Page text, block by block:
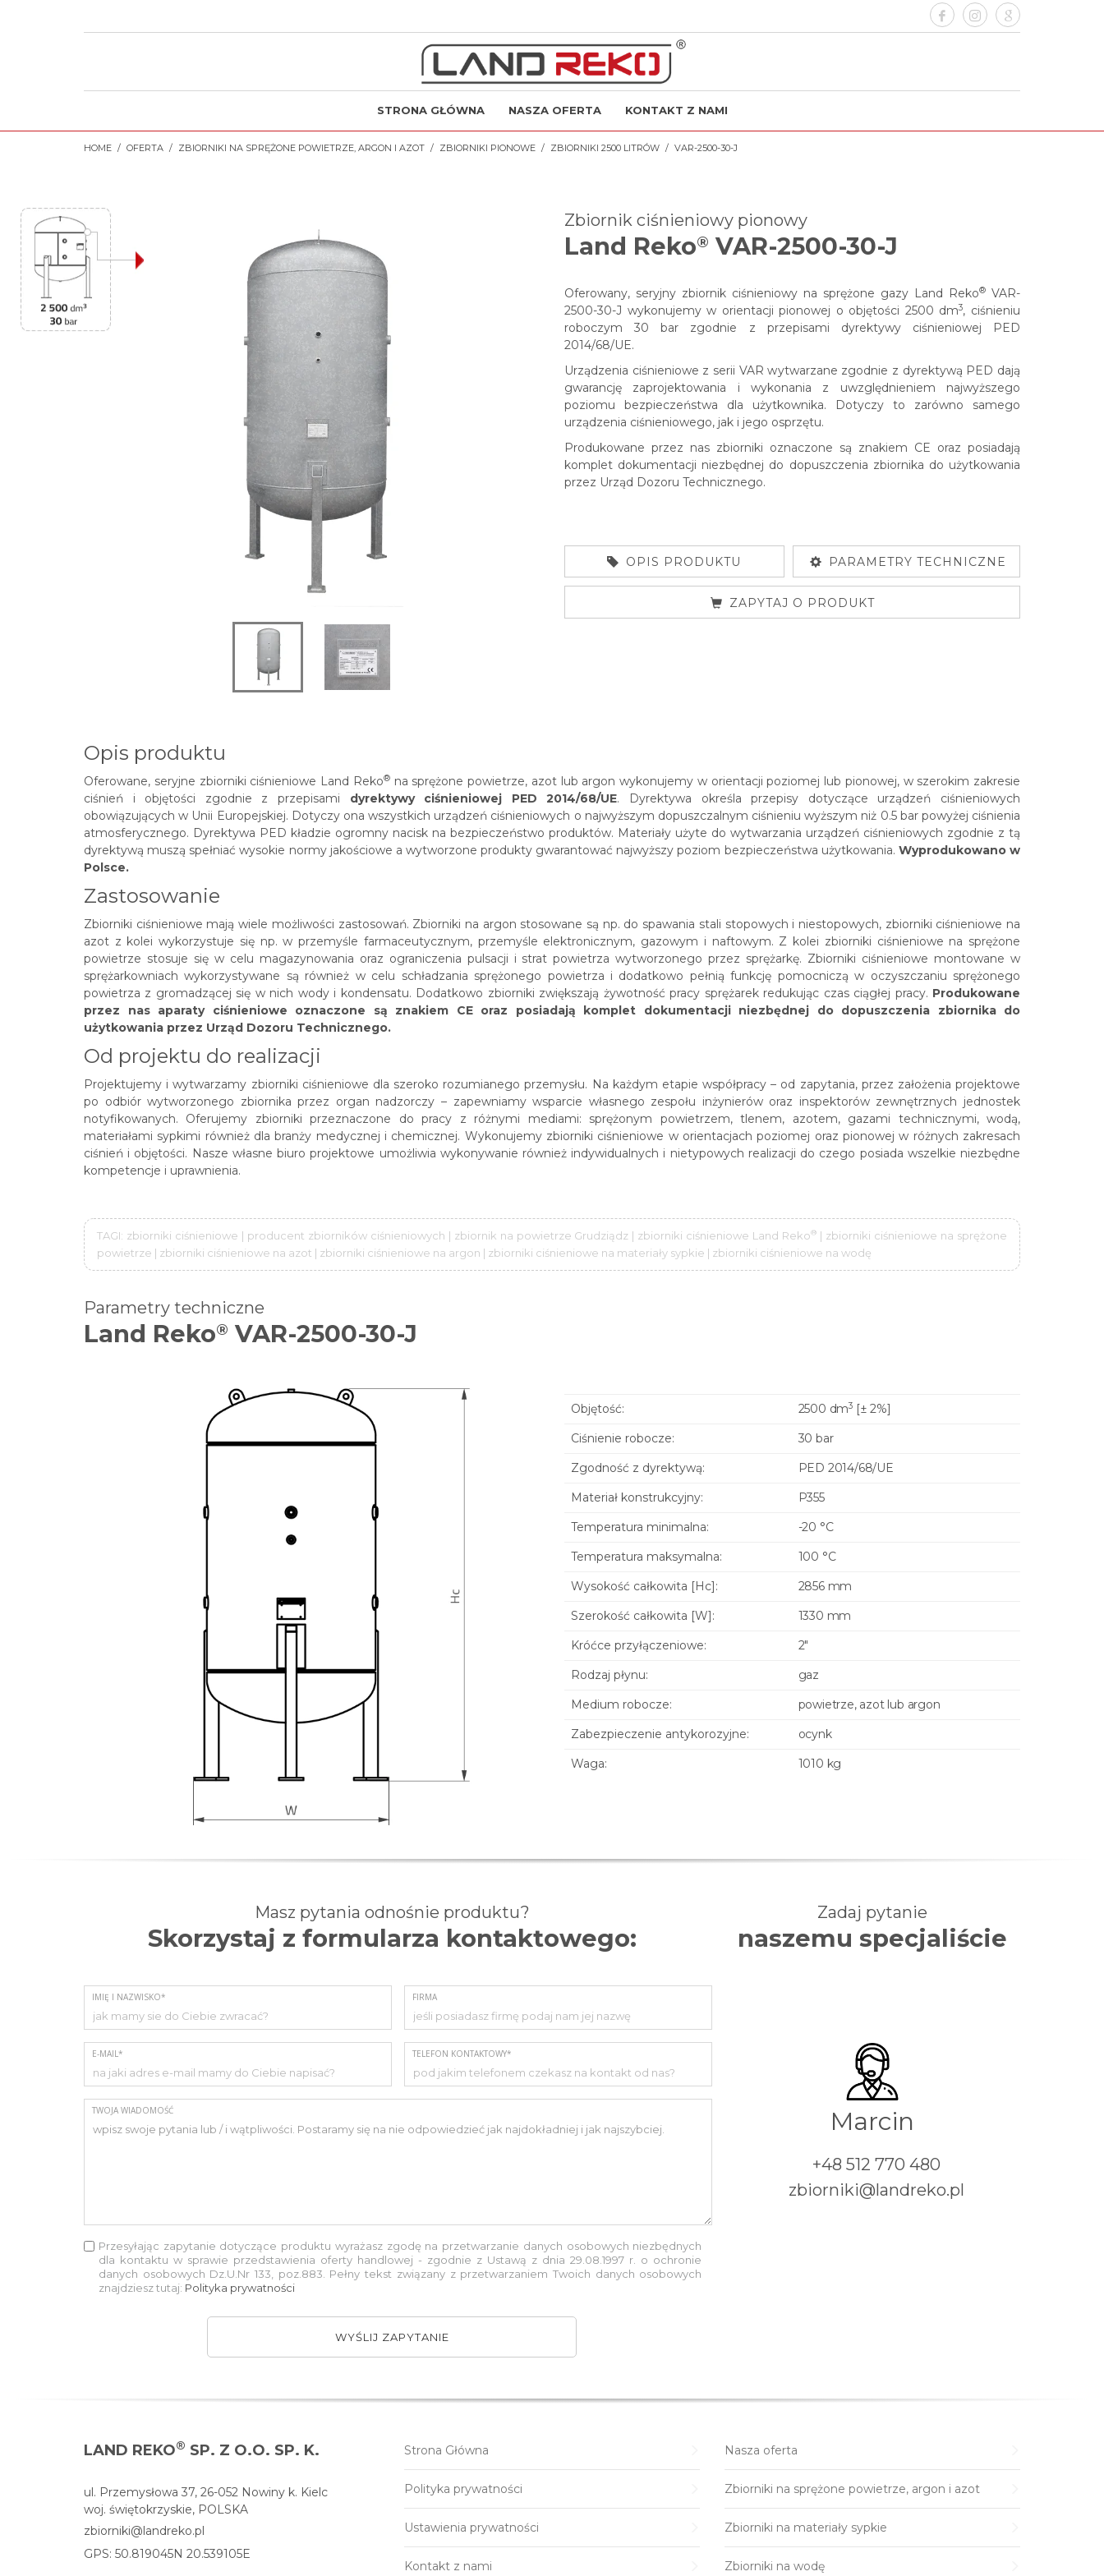
STRONA GŁÓWNA NASZA OFERTA KONTAKT Z NAMI
HOME OFERTA ZBIORNIKI NA SPRĘŻONE POWIETRZE, ARGON I AZOT ZBIORNIKI PIONOWE ZBIORNIKI 2500 LITRÓW VAR-2500-30-J
Zbiornik ciśnieniowy pionowy
Land Reko® VAR-2500-30-J
Oferowany, seryjny zbiornik ciśnieniowy na sprężone gazy Land Reko® VAR-
2500-30-J wykonujemy w orientacji pionowej o objętości 2500 dm3, ciśnieniu
roboczym 30 bar zgodnie z przepisami dyrektywy ciśnieniowej PED
2014/68/UE.
Urządzenia ciśnieniowe z serii VAR wytwarzane zgodnie z dyrektywą PED dają
gwarancję zaprojektowania i wykonania z uwzględnieniem najwyższego
poziomu bezpieczeństwa dla użytkownika. Dotyczy to zarówno samego
urządzenia ciśnieniowego, jak i jego osprzętu.
Produkowane przez nas zbiorniki oznaczone są znakiem CE oraz posiadają
komplet dokumentacji niezbędnej do dopuszczenia zbiornika do użytkowania
przez Urząd Dozoru Technicznego.
OPIS PRODUKTU PARAMETRY TECHNICZNE
ZAPYTAJ O PRODUKT
Opis produktu
Oferowane, seryjne zbiorniki ciśnieniowe Land Reko®na sprężone powietrze, azot lub argon wykonujemy w orientacji poziomej lub pionowej, w szerokim zakresie
ciśnień i objętości zgodnie z przepisami dyrektywy ciśnieniowej PED 2014/68/UE. Dyrektywa określa przepisy dotyczące urządzeń ciśnieniowych
obowiązujących w Unii Europejskiej. Dotyczy ona wszystkich urządzeń ciśnieniowych o najwyższym dopuszczalnym ciśnieniu wyższym niż 0.5 bar powyżej ciśnienia
atmosferycznego. Dyrektywa PED kładzie ogromny nacisk na bezpieczeństwo produktów. Materiały użyte do wytwarzania urządzeń ciśnieniowych zgodnie z tą
dyrektywą muszą spełniać wysokie normy jakościowe a wytworzone produkty gwarantować najwyższy poziom bezpieczeństwa użytkowania. Wyprodukowano w
Polsce.
Zastosowanie
Zbiorniki ciśnieniowe mają wiele możliwości zastosowań. Zbiorniki na argon stosowane są np. do spawania stali stopowych i niestopowych, zbiorniki ciśnieniowe na
azot z kolei wykorzystuje się np. w przemyśle farmaceutycznym, przemyśle elektronicznym, gazowym i naftowym. Z kolei zbiorniki ciśnieniowe na sprężone
powietrze stosuje się w celu magazynowania oraz ograniczenia pulsacji i strat powietrza wytworzonego przez sprężarkę. Zbiorniki ciśnieniowe montowane w
sprężarkowniach wykorzystywane są również w celu schładzania sprężonego powietrza i dodatkowo pełnią funkcję pomocniczą w oczyszczaniu sprężonego
powietrza z gromadzącej się w nich wody i kondensatu. Dodatkowo zbiorniki zwiększają żywotność pracy sprężarek redukując czas ciągłej pracy. Produkowane
przez nas aparaty ciśnieniowe oznaczone są znakiem CE oraz posiadają komplet dokumentacji niezbędnej do dopuszczenia zbiornika do
użytkowania przez Urząd Dozoru Technicznego.
Od projektu do realizacji
Projektujemy i wytwarzamy zbiorniki ciśnieniowe dla szeroko rozumianego przemysłu. Na każdym etapie współpracy – od zapytania, przez założenia projektowe
po odbiór wytworzonego zbiornika przez organ nadzorczy – zapewniamy wsparcie własnego zespołu inżynierów oraz inspektorów zewnętrznych jednostek
notyfikowanych. Oferujemy zbiorniki przeznaczone do pracy z różnymi mediami: sprężonym powietrzem, tlenem, azotem, gazami technicznymi, wodą,
materiałami sypkimi również dla branży medycznej i chemicznej. Wykonujemy zbiorniki ciśnieniowe w orientacjach poziomej oraz pionowej w różnych zakresach
ciśnień i objętości. Nasze własne biuro projektowe umożliwia wykonywanie również indywidualnych i nietypowych realizacji do czego posiada wszelkie niezbędne
kompetencje i uprawnienia.
TAGI: zbiorniki ciśnieniowe | producent zbiorników ciśnieniowych | zbiornik na powietrze Grudziądz | zbiorniki ciśnieniowe Land Reko® | zbiorniki ciśnieniowe na sprężone
powietrze | zbiorniki ciśnieniowe na azot | zbiorniki ciśnieniowe na argon | zbiorniki ciśnieniowe na materiały sypkie | zbiorniki ciśnieniowe na wodę
Parametry techniczne
Land Reko® VAR-2500-30-J
Objętość: 2500 dm3[± 2%]
Ciśnienie robocze:
30 bar
Zgodność z dyrektywą:
PED 2014/68/UE
Materiał konstrukcyjny:
P355
Temperatura minimalna:
-20 °C
Temperatura maksymalna:
100 °C
Wysokość całkowita [Hc]:
2856 mm
Szerokość całkowita [W]:
1330 mm
Króćce przyłączeniowe:
2"
Rodzaj płynu:
gaz
Medium robocze:
powietrze, azot lub argon
Zabezpieczenie antykorozyjne:
ocynk
Waga:
1010 kg
Masz pytania odnośnie produktu?
Skorzystaj z formularza kontaktowego:
IMIĘ I NAZWISKO* FIRMA
E-MAIL* TELEFON KONTAKTOWY*
TWOJA WIADOMOŚĆ
Przesyłając zapytanie dotyczące produktu wyrażasz zgodę na przetwarzanie danych osobowych niezbędnych
dla kontaktu w sprawie przedstawienia oferty handlowej - zgodnie z Ustawą z dnia 29.08.1997 r. o ochronie
danych osobowych Dz.U.Nr 133, poz.883. Pełny tekst związany z przetwarzaniem Twoich danych osobowych
znajdziesz tutaj: Polityka prywatności
WYŚLIJ ZAPYTANIE
Zadaj pytanie
naszemu specjaliście
Marcin
+48 512 770 480
zbiorniki@landreko.pl
LAND REKO® SP. Z O.O. SP. K.
ul. Przemysłowa 37, 26-052 Nowiny k. Kielc
woj. świętokrzyskie, POLSKA
zbiorniki@landreko.pl
GPS: 50.819045N 20.539105E
Strona Główna
Polityka prywatności
Ustawienia prywatności
Kontakt z nami
Nasza oferta
Zbiorniki na sprężone powietrze, argon i azot
Zbiorniki na materiały sypkie
Zbiorniki na wodę